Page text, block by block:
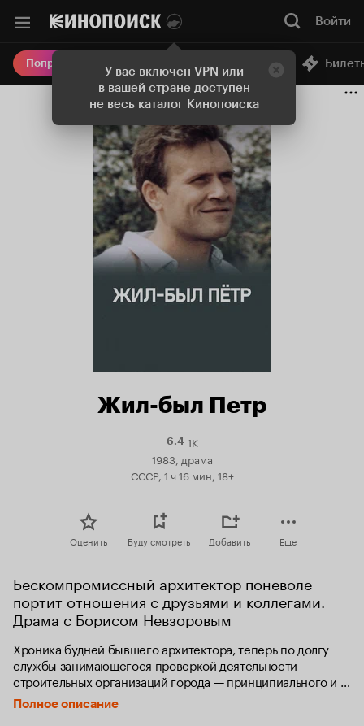
У вас включен VPN или
в вашей стране доступен
не весь каталог Кинопоиска
Войти
Попробовать Плюс Онлайн-кинотеатр
Жил-был Петр
6.4Рейтинг
Кинопоиска
6.4
1K
1983, драма
СССР, 1 ч 16 мин, 18+
Оценить Буду смотреть Добавить Еще
Бескомпромиссный архитектор поневоле
портит отношения с друзьями и коллегами.
Драма с Борисом Невзоровым
Хроника будней бывшего архитектора, теперь по долгу
службы занимающегося проверкой деятельности
строительных организаций города — принципиального и
бескомпромиссного со всеми и во всём.
Полное описание